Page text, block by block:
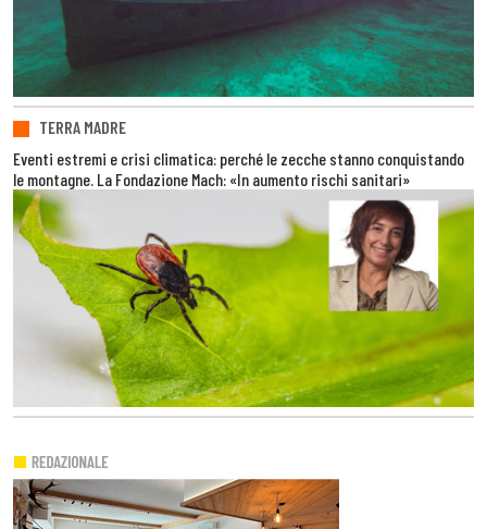
TERRA MADRE
Eventi estremi e crisi climatica: perché le zecche stanno conquistando
le montagne. La Fondazione Mach: «In aumento rischi sanitari»